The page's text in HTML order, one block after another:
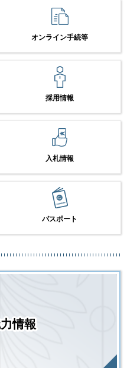
オンライン手続等
採用情報
入札情報
パスポート
情報